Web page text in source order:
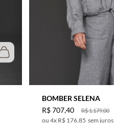
BOMBER SELENA
R$1.179,00
R$707,40
4x R$ 176,85 sem juros